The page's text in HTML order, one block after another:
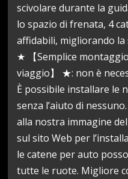
scivolare durante la
lo spazio di frenata, 4
affidabili, migliorando la
★ 【Semplice
viaggio】 ★: non è
È possibile installare le
senza l’aiuto di
alla nostra immagine
sul sito Web per
le catene per auto
tutte le ruote. Migliore